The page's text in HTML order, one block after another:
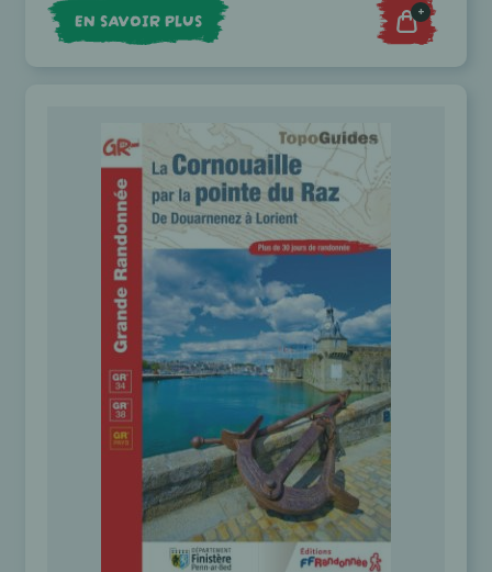
EN SAVOIR PLUS +